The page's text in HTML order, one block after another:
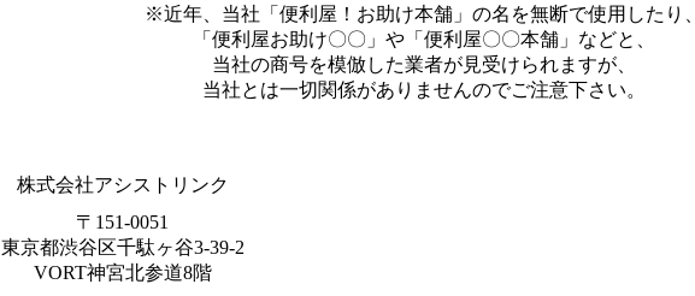
※近年、当社「便利屋！お助け本舗」の名を無断で使用したり、
「便利屋お助け〇〇」や「便利屋〇〇本舗」などと、
当社の商号を模倣した業者が見受けられますが、
当社とは一切関係がありませんのでご注意下さい。
株式会社アシストリンク
〒151-0051
東京都渋谷区千駄ヶ谷3-39-2
VORT神宮北参道8階